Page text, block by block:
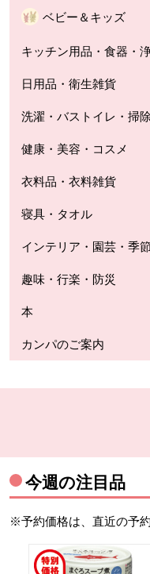
ベビー＆キッズ
キッチン用品・食器・
日用品・衛生雑貨
洗濯・バストイレ・掃
健康・美容・コスメ
衣料品・衣料雑貨
寝具・タオル
インテリア・園芸・季
趣味・行楽・防災
本
カンパのご案内
今週の注目品
※予約価格は、直近の予